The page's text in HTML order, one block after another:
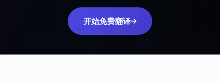
开始免费翻译